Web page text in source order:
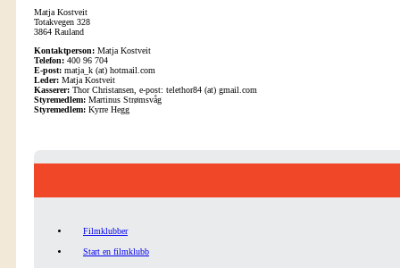
Matja Kostveit
Totakvegen 328
3864 Rauland
Kontaktperson: Matja Kostveit
Telefon: 400 96 704
E-post: matja_k (at) hotmail.com
Leder: Matja Kostveit
Kasserer: Thor Christansen, e-post: telethor84 (at) gmail.com
Styremedlem: Martinus Strømsvåg
Styremedlem: Kyrre Hegg
Filmklubber
Start en filmklubb